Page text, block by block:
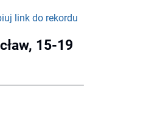
link do rekordu
15-19